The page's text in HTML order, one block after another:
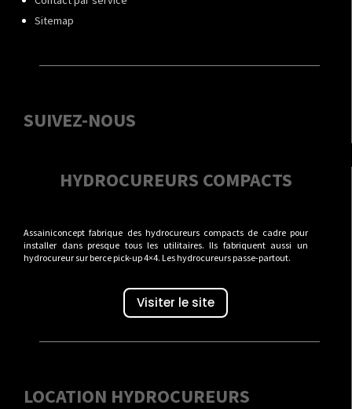
Sitemap
SUIVEZ-NOUS
HYDROCUREURS COMPACTS
Assainiconcept fabrique des hydrocureurs compacts de cadre pour
installer dans presque tous les utilitaires. Ils fabriquent aussi un
hydrocureur sur berce pick-up 4×4. Les hydrocureurs passe-partout.
Visiter le site
LOCATION HYDROCUREURS